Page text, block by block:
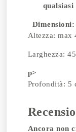
qualsiasi
Dimensioni:
Altezza: max
Larghezza:
p>
Profondità: 5
Ancora non